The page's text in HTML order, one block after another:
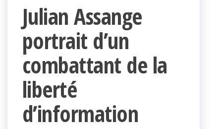
Julian Assange
portrait d’un
combattant de la
liberté
d’information